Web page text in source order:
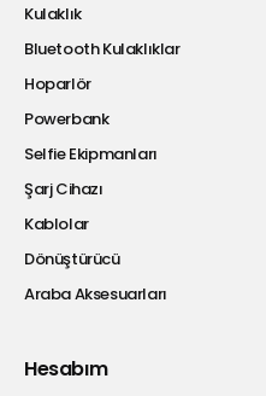
Kulaklık
Bluetooth Kulaklıklar
Hoparlör
Powerbank
Selfie Ekipmanları
Şarj Cihazı
Kablolar
Dönüştürücü
Araba Aksesuarları
Hesabım